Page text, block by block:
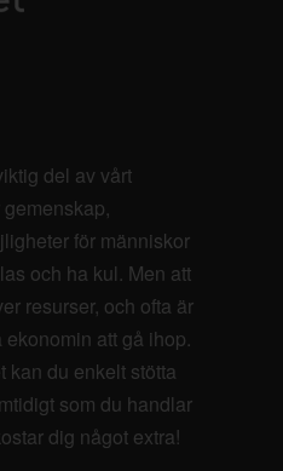
del av vårt
för människor
och ha kul. Men att
resurser, och ofta är
att gå ihop.
kan du enkelt stötta
som du handlar
dig något extra!